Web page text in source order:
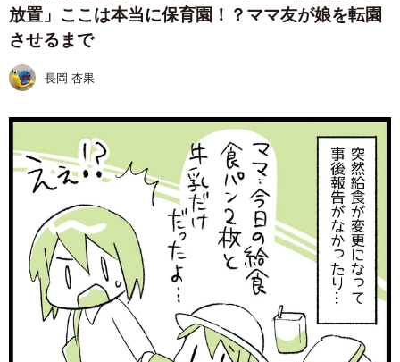
放置」ここは本当に保育園！？ママ友が娘を転園
させるまで
長岡 杏果